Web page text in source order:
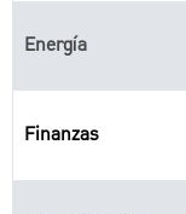
Energía
Finanzas